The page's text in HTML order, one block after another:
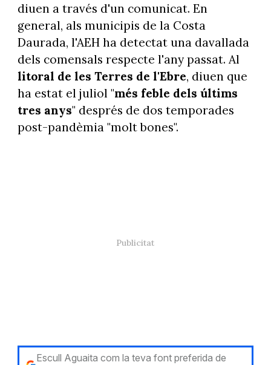
diuen a través d'un comunicat. En
general, als municipis de la Costa
Daurada, l'AEH ha detectat una davallada
dels comensals respecte l'any passat. Al
litoral de les Terres de l'Ebre, diuen que
ha estat el juliol "més feble dels últims
tres anys" després de dos temporades
post-pandèmia "molt bones".
Escull Aguaita com la teva font preferida de